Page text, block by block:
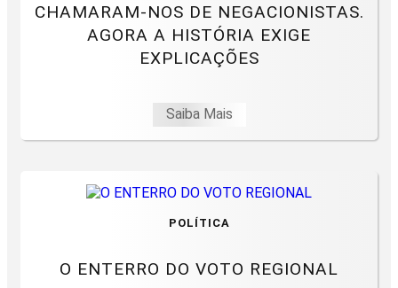
CHAMARAM-NOS DE NEGACIONISTAS.
AGORA A HISTÓRIA EXIGE
EXPLICAÇÕES
Saiba Mais
POLÍTICA
O ENTERRO DO VOTO REGIONAL